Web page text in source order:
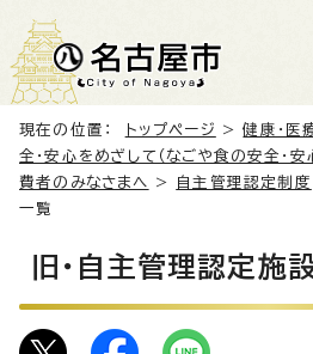
現在の位置： トップページ >健康・医
全・安心をめざして（なごや食の安全・安
費者のみなさまへ
> 自主管理認定制度
一覧
旧・自主管理認定施